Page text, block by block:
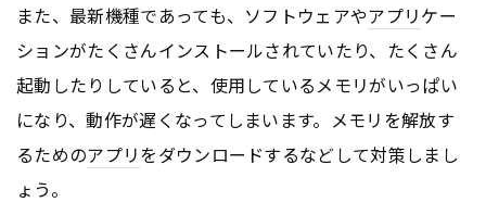
また、最新機種であっても、ソフトウェアやアプリケー
ションがたくさんインストールされていたり、たくさん
起動したりしていると、使用しているメモリがいっぱい
になり、動作が遅くなってしまいます。メモリを解放す
るためのアプリをダウンロードするなどして対策しまし
ょう。